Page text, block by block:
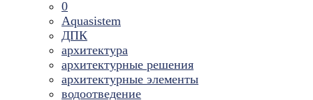
0
Aquasistem
ДПК
архитектура
архитектурные решения
архитектурные элементы
водоотведение